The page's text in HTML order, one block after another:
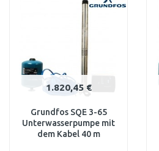
1.820,45 €
Grundfos SQE 3-65
Unterwasserpumpe mit
dem Kabel 40 m